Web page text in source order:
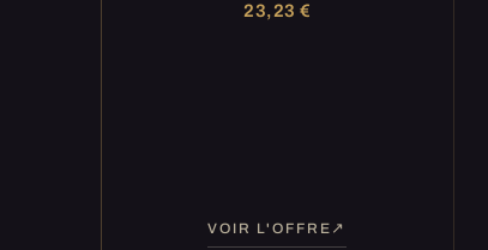
23,23 €
VOIR L'OFFRE